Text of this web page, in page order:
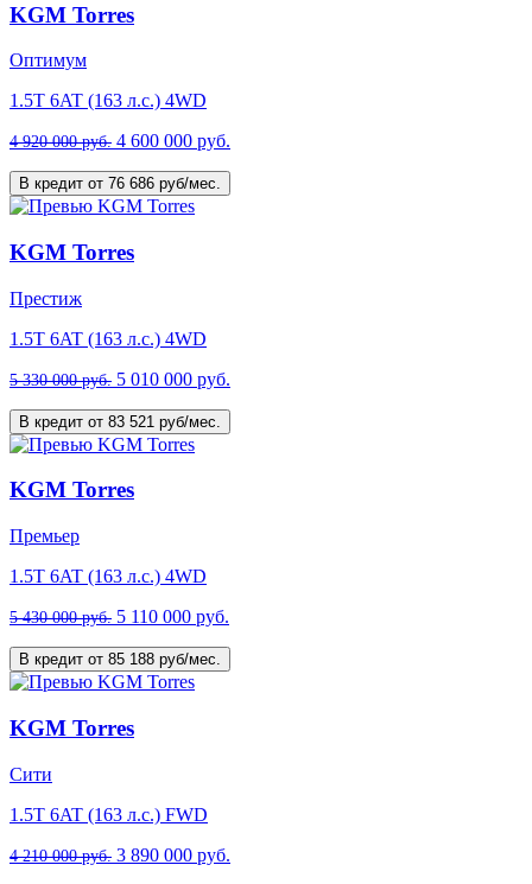
KGM Torres
Оптимум
1.5T 6AT (163 л.с.) 4WD
4 920 000 руб. 4 600 000 руб.
В кредит от 76 686 руб/мес.
KGM Torres
Престиж
1.5T 6AT (163 л.с.) 4WD
5 330 000 руб. 5 010 000 руб.
В кредит от 83 521 руб/мес.
KGM Torres
Премьер
1.5T 6AT (163 л.с.) 4WD
5 430 000 руб. 5 110 000 руб.
В кредит от 85 188 руб/мес.
KGM Torres
Cити
1.5T 6AT (163 л.с.) FWD
4 210 000 руб. 3 890 000 руб.